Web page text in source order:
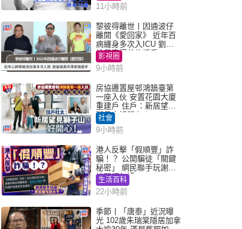
11小時前
黎彼得離世丨因通波仔
離開《愛回家》 近年百
病纏身多次入ICU 劉鑾
雄黃宗澤曾施援手
影視圈
9小時前
房協遷置屋邨鴻鵠臺第
一座入伙 安置花園大廈
重建戶 住戶：新居望見
獅子山好開心！
社會
9小時前
港人反擊「假順豐」詐
騙！？ 公開騙徒「關鍵
秘密」 網民聯手玩謝：
練習緬甸語
生活百科
22小時前
季節丨「唐泰」近況曝
光 102歲朱瑞棠隱居加拿